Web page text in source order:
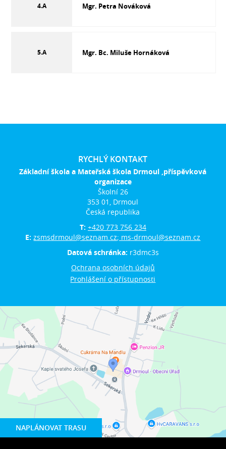
4.A Mgr. Petra Nováková
5.A Mgr. Bc. Miluše Hornáková
NAPLÁNOVAT TRASU
RYCHLÝ KONTAKT
Základní škola a Mateřská škola Drmoul ,příspěvková
organizace
Školní 26
353 01, Drmoul
Česká republika
T: +420 773 756 234
E:zsmsdrmoul@seznam.cz; ms-drmoul@seznam.cz
Datová schránka: r3dmc3s
Ochrana osobních údajů
Prohlášení o přístupnosti